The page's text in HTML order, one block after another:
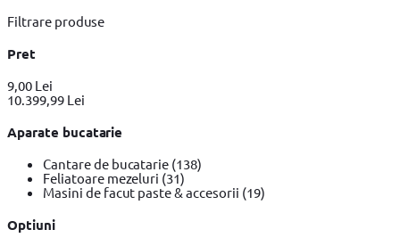
Filtrare produse
Pret
9,00 Lei
10.399,99 Lei
Aparate bucatarie
Cantare de bucatarie (138)
Feliatoare mezeluri (31)
Masini de facut paste & accesorii (19)
Optiuni